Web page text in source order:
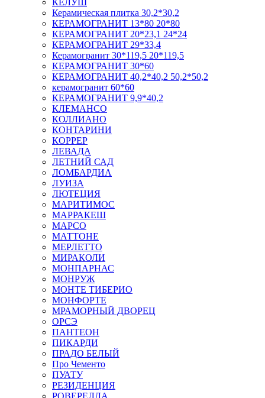
КЕЛУШ
Керамическая плитка 30,2*30,2
КЕРАМОГРАНИТ 13*80 20*80
КЕРАМОГРАНИТ 20*23,1 24*24
КЕРАМОГРАНИТ 29*33,4
Керамогранит 30*119,5 20*119,5
КЕРАМОГРАНИТ 30*60
КЕРАМОГРАНИТ 40,2*40,2 50,2*50,2
керамогранит 60*60
КЕРАМОГРАНИТ 9,9*40,2
КЛЕМАНСО
КОЛЛИАНО
КОНТАРИНИ
КОРРЕР
ЛЕВАДА
ЛЕТНИЙ САД
ЛОМБАРДИА
ЛУИЗА
ЛЮТЕЦИЯ
МАРИТИМОС
МАРРАКЕШ
МАРСО
МАТТОНЕ
МЕРЛЕТТО
МИРАКОЛИ
МОНПАРНАС
МОНРУЖ
МОНТЕ ТИБЕРИО
МОНФОРТЕ
МРАМОРНЫЙ ДВОРЕЦ
ОРСЭ
ПАНТЕОН
ПИКАРДИ
ПРАДО БЕЛЫЙ
Про Чементо
ПУАТУ
РЕЗИДЕНЦИЯ